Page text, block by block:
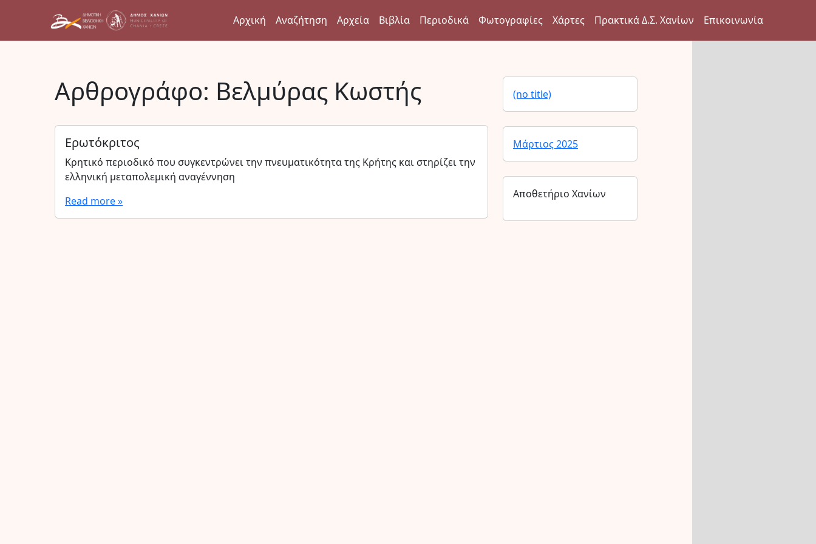
Αρχική Αναζήτηση Αρχεία Βιβλία Περιοδικά Φωτογραφίες Χάρτες Πρακτικά Δ.Σ. Χανίων Επικοινωνία
Αρθρογράφο: Βελμύρας Κωστής
Ερωτόκριτος
Κρητικό περιοδικό που συγκεντρώνει την πνευματικότητα της Κρήτης και στηρίζει την
ελληνική μεταπολεμική αναγέννηση
Read more »
(no title)
Μάρτιος 2025
Αποθετήριο Χανίων